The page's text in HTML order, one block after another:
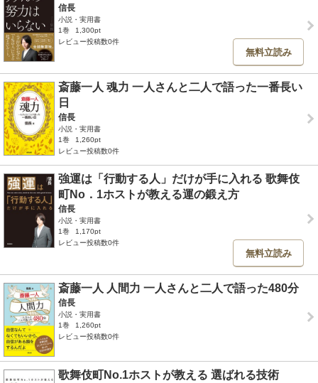
信長
小説・実用書
1巻
1,300pt
レビュー投稿数0件
無料立読み
斎藤一人 魂力 一人さんと二人で語った一番長い
日
信長
小説・実用書
1巻
1,260pt
レビュー投稿数0件
強運は「行動する人」だけが手に入れる 歌舞伎
町No．1ホストが教える運の鍛え方
信長
小説・実用書
1巻
1,170pt
レビュー投稿数0件
無料立読み
斎藤一人 人間力 一人さんと二人で語った480分
信長
小説・実用書
1巻
1,260pt
レビュー投稿数0件
歌舞伎町No.1ホストが教える 選ばれる技術